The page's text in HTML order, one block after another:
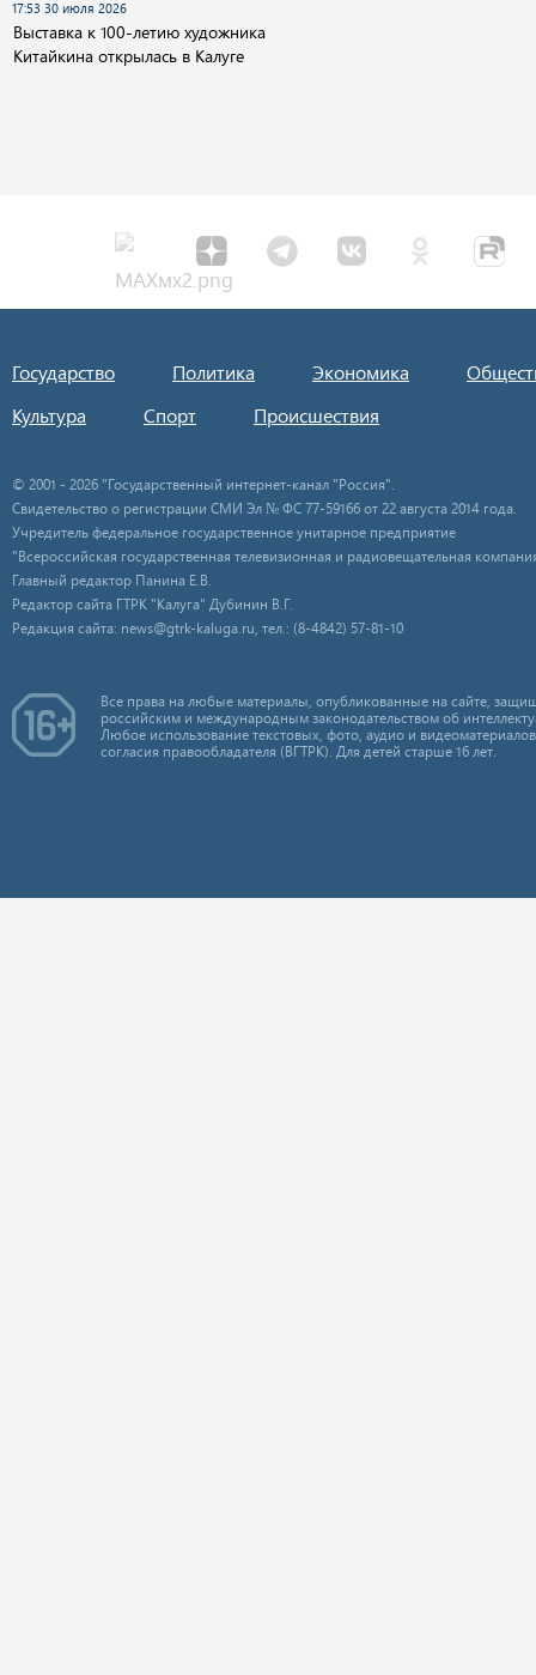
17:53 30 июля 2026
Выставка к 100-летию художника
Китайкина открылась в Калуге
Государство Политика Экономика
Культура
Спорт Происшествия
© 2001 - 2026 "Государственный интернет-канал "Россия".
Свидетельство о регистрации СМИ Эл № ФС 77-59166 от 22 августа 2014 года.
Учредитель федеральное государственное унитарное предприятие
"Всероссийская государственная телевизионная и радиовещательная
Главный редактор Панина Е.В.
Редактор сайта ГТРК "Калуга" Дубинин В.Г.
Редакция сайта: news@gtrk-kaluga.ru, тел.: (8-4842) 57-81-10
Все права на любые материалы, опубликованные на сайте,
российским и международным законодательством об
Любое использование текстовых, фото, аудио и
согласия правообладателя (ВГТРК). Для детей старше 16 лет.